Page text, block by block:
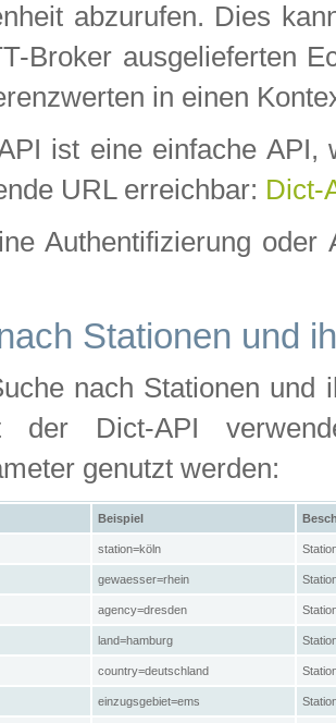
abzurufen. Dies
Broker ausgelieferten
in einen
ist eine einfache API,
URL erreichbar: Dict-
Authentifizierung
Stationen und
nach Stationen und
der Dict-API
genutzt werden:
Beispiel
station=köln
gewaesser=rhein
agency=dresden
land=hamburg
country=deutschland
einzugsgebiet=ems